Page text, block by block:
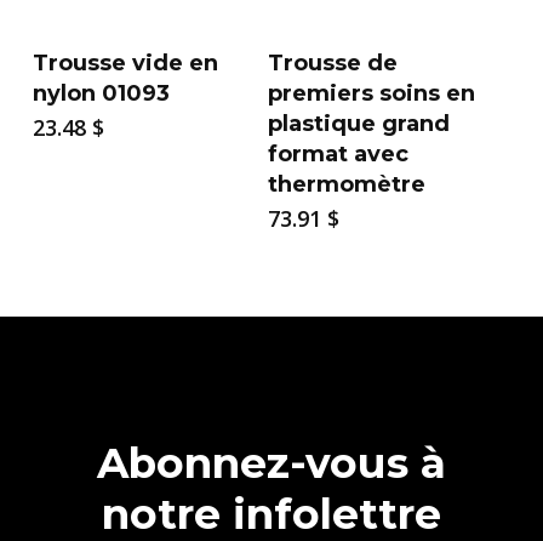
Trousse vide en
nylon 01093
23.48 $
Trousse de
premiers soins en
plastique grand
format avec
thermomètre
73.91 $
Abonnez-vous à
notre infolettre